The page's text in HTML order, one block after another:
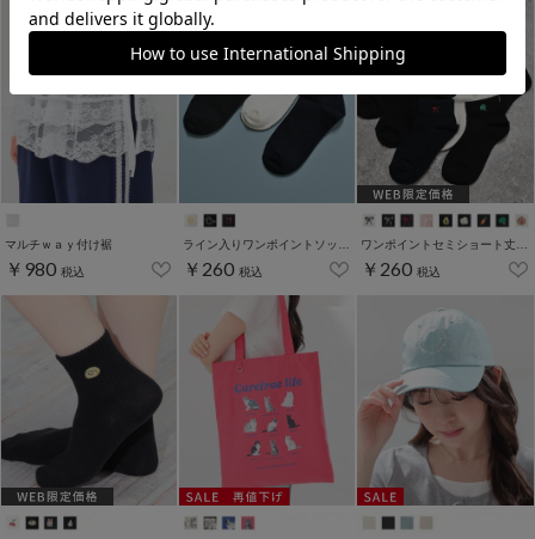
マルチｗａｙ付け裾
￥980 税込 ￥260 税込 ￥260 税込